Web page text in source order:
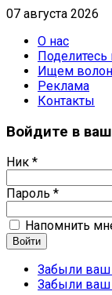
07 августа 2026
О нас
Ищем
Реклама
Контакты
Войдите в ваш
Ник *
Пароль *
Напомнить
Забыли ваш
Забыли ваш